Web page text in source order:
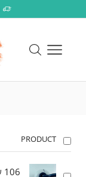
PRODUCT
106 שימר נייבי טורקיז